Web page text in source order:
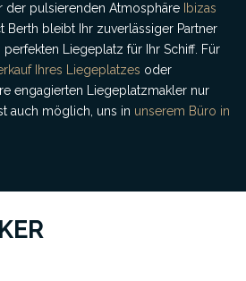
der pulsierenden Atmosphäre Ibizas
Berth bleibt Ihr zuverlässiger Partner
Liegeplatz für Ihr Schiff. Für
Ihres Liegeplatzes oder
engagierten Liegeplatzmakler nur
ist auch möglich, uns in unserem Büro in